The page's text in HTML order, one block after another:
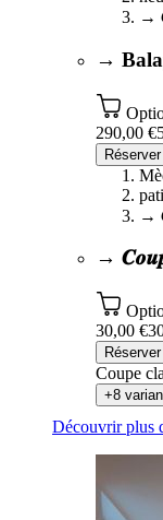
→
→
290,00 €
Réserver
→
→
30,00 €
Réserver
Coupe
+8
Découvrir plus